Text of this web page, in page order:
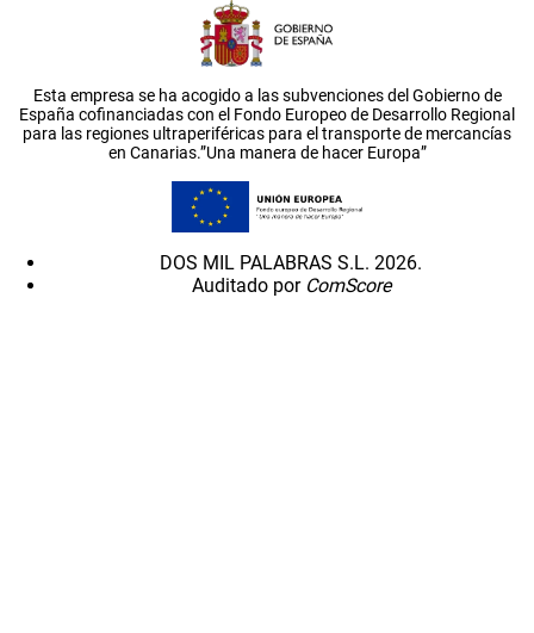
Esta empresa se ha acogido a las subvenciones del Gobierno de
España cofinanciadas con el Fondo Europeo de Desarrollo Regional
para las regiones ultraperiféricas para el transporte de mercancías
en Canarias.”Una manera de hacer Europa”
DOS MIL PALABRAS S.L. 2026.
Auditado por ComScore